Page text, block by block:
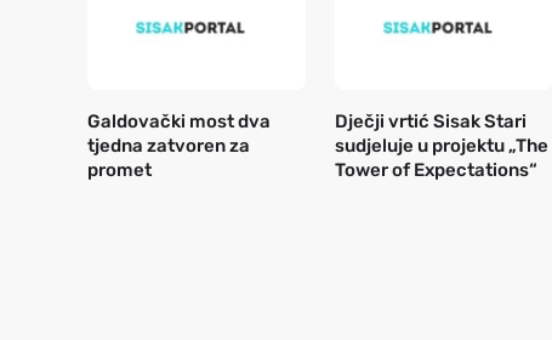
Galdovački most dva
tjedna zatvoren za
promet
Dječji vrtić Sisak Stari
sudjeluje u projektu „The
Tower of Expectations“